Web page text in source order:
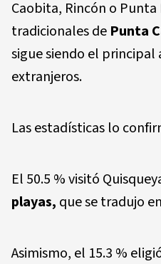
Caobita, Rincón o Punta
tradicionales de Punta
sigue siendo el
extranjeros.
Las estadísticas lo
El 50.5 % visitó
playas, que se tradujo
Asimismo, el 15.3 %